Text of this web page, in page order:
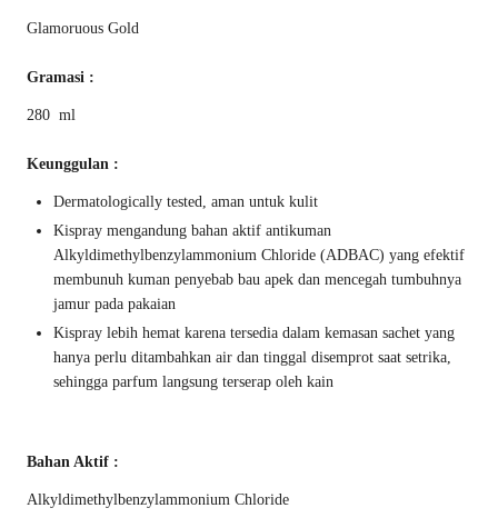
Glamoruous Gold
Gramasi :
280 ml
Keunggulan :
Dermatologically tested, aman untuk kulit
Kispray mengandung bahan aktif antikuman
Alkyldimethylbenzylammonium Chloride (ADBAC) yang efektif
membunuh kuman penyebab bau apek dan mencegah tumbuhnya
jamur pada pakaian
Kispray lebih hemat karena tersedia dalam kemasan sachet yang
hanya perlu ditambahkan air dan tinggal disemprot saat setrika,
sehingga parfum langsung terserap oleh kain
Bahan Aktif :
Alkyldimethylbenzylammonium Chloride